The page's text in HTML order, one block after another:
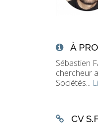
À
Sébastien
chercheur
Sociétés...
CV